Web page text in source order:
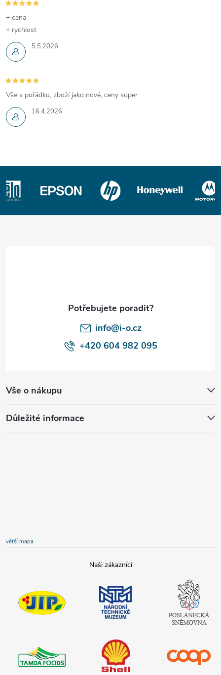
5.5.2026
+ cena
+ rychlost
16.4.2026
Vše v pořádku, zboží jako nové, ceny super
Z
info@i-o.cz
+420 604 982 095
Vše o nákupu
Důležité informace
větší mapa
technické
muzeum
Poslanecká
sněmovna
České
republiky